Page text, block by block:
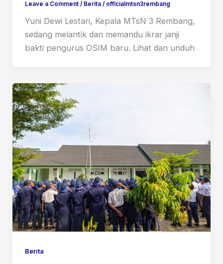
Leave a Comment / Berita/ officialmtsn3rembang
Yuni Dewi Lestari, Kepala MTsN 3 Rembang,
sedang melantik dan memandu ikrar janji
bakti pengurus OSIM baru. Lihat dan unduh
Berita